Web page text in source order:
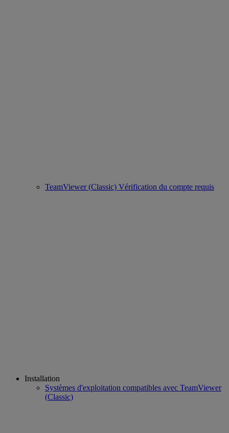
TeamViewer (Classic) Vérification du compte requis
Installation
Systèmes d'exploitation compatibles avec TeamViewer
(Classic)